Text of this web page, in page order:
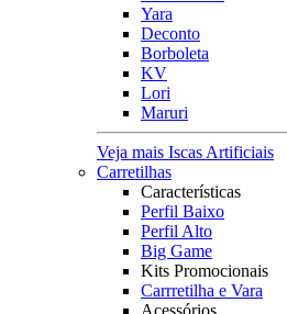
Yara
Deconto
Borboleta
KV
Lori
Maruri
Veja mais Iscas Artificiais
Carretilhas
Características
Perfil Baixo
Perfil Alto
Big Game
Kits Promocionais
Carrretilha e Vara
Acessórios